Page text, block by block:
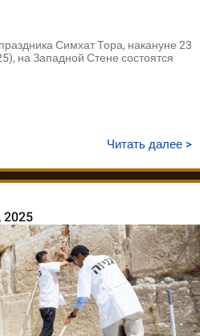
Симхат Тора, накануне 23
на Западной Стене состоятся
Читать далее >
2025